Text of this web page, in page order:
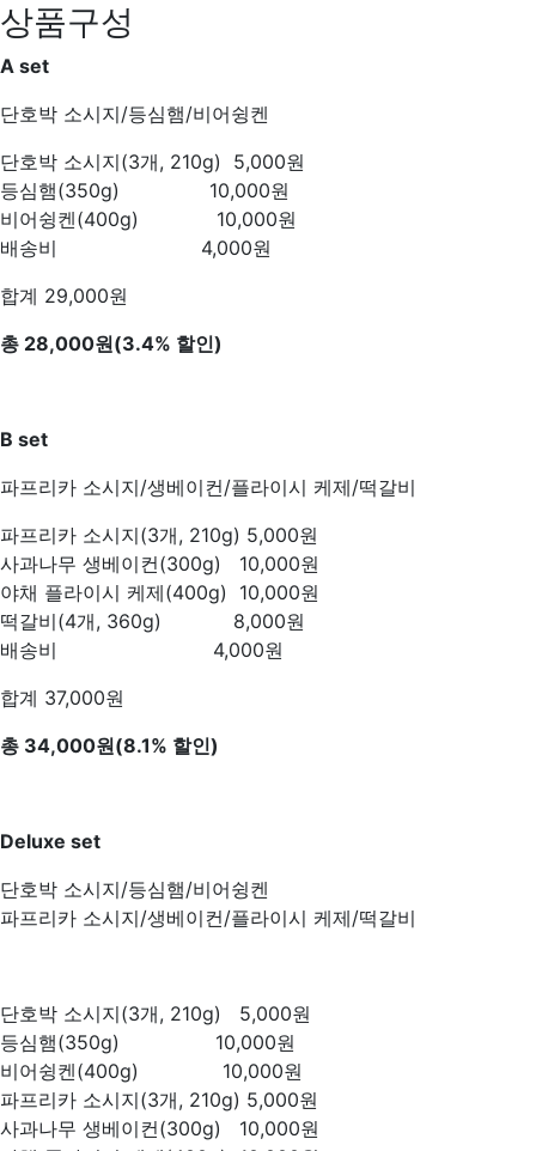
상품구성
A set
단호박 소시지/등심햄/비어슁켄
단호박 소시지(3개, 210g) 5,000원
등심햄(350g) 10,000원
비어슁켄(400g) 10,000원
배송비 4,000원
합계 29,000원
총 28,000원(3.4% 할인)
B set
파프리카 소시지/생베이컨/플라이시 케제/떡갈비
파프리카 소시지(3개, 210g) 5,000원
사과나무 생베이컨(300g) 10,000원
야채 플라이시 케제(400g) 10,000원
떡갈비(4개, 360g) 8,000원
배송비 4,000원
합계 37,000원
총 34,000원(8.1% 할인)
Deluxe set
단호박 소시지/등심햄/비어슁켄
파프리카 소시지/생베이컨/플라이시 케제/떡갈비
단호박 소시지(3개, 210g) 5,000원
등심햄(350g) 10,000원
비어슁켄(400g) 10,000원
파프리카 소시지(3개, 210g) 5,000원
사과나무 생베이컨(300g) 10,000원